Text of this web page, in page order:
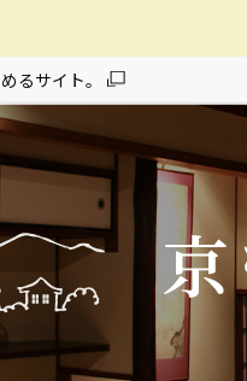
るサイト。